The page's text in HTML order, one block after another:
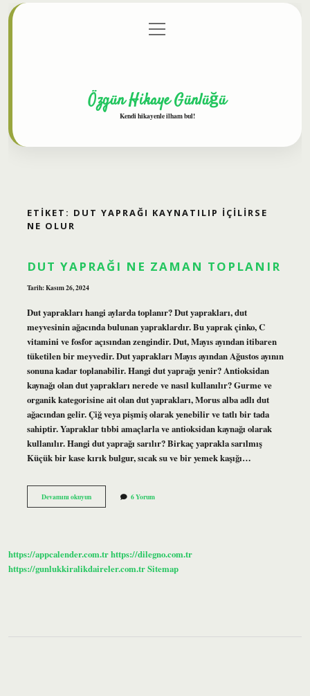
Gizlilik Politikası
menüyü
aç
Özgün Hikaye Günlüğü
Kendi hikayenle ilham bul!
ETIKET: DUT YAPRAĞI KAYNATILIP IÇILIRSE
NE OLUR
DUT YAPRAĞI NE ZAMAN TOPLANIR
Tarih: Kasım 26, 2024
Dut yaprakları hangi aylarda toplanır? Dut yaprakları, dut
meyvesinin ağacında bulunan yapraklardır. Bu yaprak çinko, C
vitamini ve fosfor açısından zengindir. Dut, Mayıs ayından itibaren
tüketilen bir meyvedir. Dut yaprakları Mayıs ayından Ağustos ayının
sonuna kadar toplanabilir. Hangi dut yaprağı yenir? Antioksidan
kaynağı olan dut yaprakları nerede ve nasıl kullanılır? Gurme ve
organik kategorisine ait olan dut yaprakları, Morus alba adlı dut
ağacından gelir. Çiğ veya pişmiş olarak yenebilir ve tatlı bir tada
sahiptir. Yapraklar tıbbi amaçlarla ve antioksidan kaynağı olarak
kullanılır. Hangi dut yaprağı sarılır? Birkaç yaprakla sarılmış
Küçük bir kase kırık bulgur, sıcak su ve bir yemek kaşığı…
Devamını okuyunDut
Yaprağı
6 Yorum
https://appcalender.com.trhttps://dilegno.com.tr
https://gunlukkiralikdaireler.com.trSitemap